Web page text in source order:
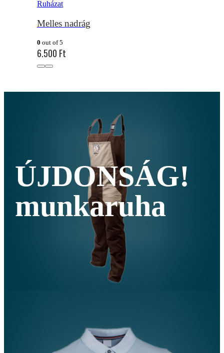
Ruházat
Melles nadrág
0 out of 5
6.500 Ft
ÚJDONSÁG!
munkaruha